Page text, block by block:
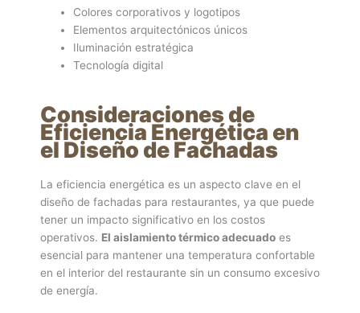
Colores corporativos y logotipos
Elementos arquitectónicos únicos
Iluminación estratégica
Tecnología digital
Consideraciones de
Eficiencia Energética en
el Diseño de Fachadas
La eficiencia energética es un aspecto clave en el
diseño de fachadas para restaurantes, ya que puede
tener un impacto significativo en los costos
operativos. El aislamiento térmico adecuado es
esencial para mantener una temperatura confortable
en el interior del restaurante sin un consumo excesivo
de energía.